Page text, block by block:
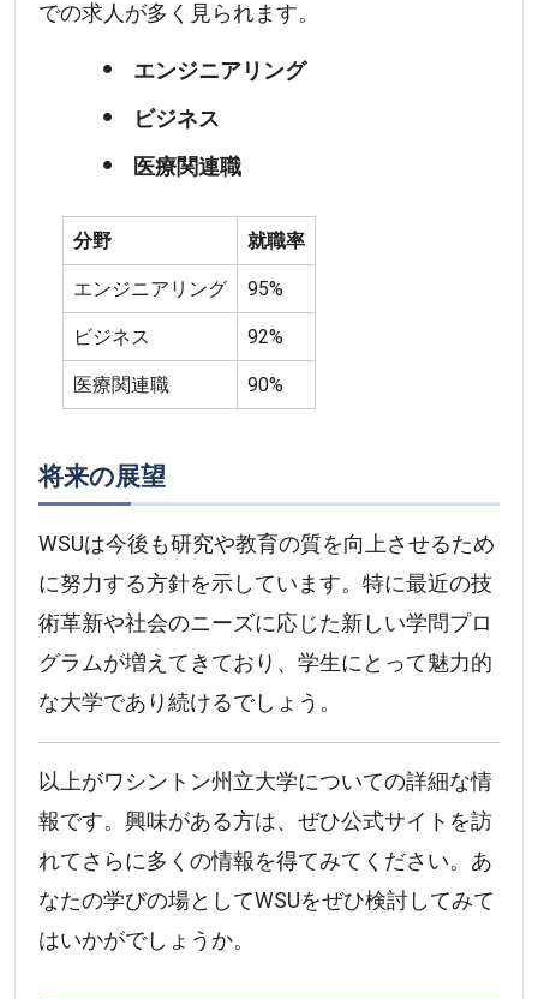
での求人が多く見られます。
エンジニアリング
ビジネス
医療関連職
分野 就職率
エンジニアリング 95%
ビジネス 92%
医療関連職 90%
将来の展望
WSUは今後も研究や教育の質を向上させるため
に努力する方針を示しています。特に最近の技
術革新や社会のニーズに応じた新しい学問プロ
グラムが増えてきており、学生にとって魅力的
な大学であり続けるでしょう。
以上がワシントン州立大学についての詳細な情
報です。興味がある方は、ぜひ公式サイトを訪
れてさらに多くの情報を得てみてください。あ
なたの学びの場としてWSUをぜひ検討してみて
はいかがでしょうか。